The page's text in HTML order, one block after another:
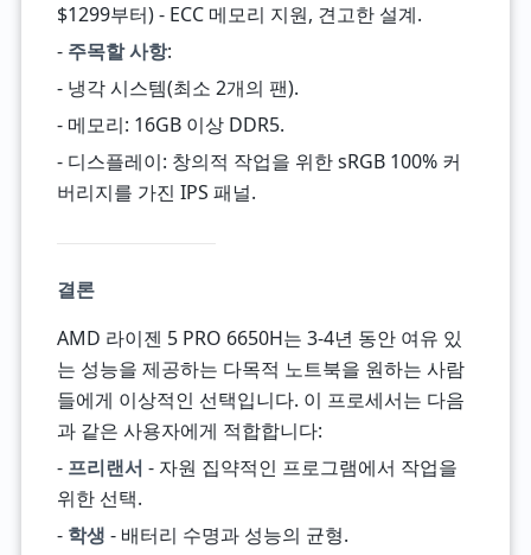
$1299부터) - ECC 메모리 지원, 견고한 설계.
- 주목할 사항:
- 냉각 시스템(최소 2개의 팬).
- 메모리: 16GB 이상 DDR5.
- 디스플레이: 창의적 작업을 위한 sRGB 100% 커
버리지를 가진 IPS 패널.
결론
AMD 라이젠 5 PRO 6650H는 3-4년 동안 여유 있
는 성능을 제공하는 다목적 노트북을 원하는 사람
들에게 이상적인 선택입니다. 이 프로세서는 다음
과 같은 사용자에게 적합합니다:
- 프리랜서 - 자원 집약적인 프로그램에서 작업을
위한 선택.
- 학생 - 배터리 수명과 성능의 균형.